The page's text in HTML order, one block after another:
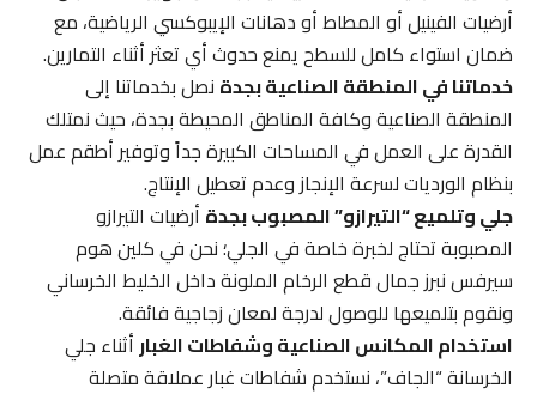
أرضيات الفينيل أو المطاط أو دهانات الإيبوكسي الرياضية، مع
ضمان استواء كامل للسطح يمنع حدوث أي تعثر أثناء التمارين.
خدماتنا في المنطقة الصناعية بجدةنصل بخدماتنا إلى
المنطقة الصناعية وكافة المناطق المحيطة بجدة، حيث نمتلك
القدرة على العمل في المساحات الكبيرة جداً وتوفير أطقم عمل
بنظام الورديات لسرعة الإنجاز وعدم تعطيل الإنتاج.
جلي وتلميع “التيرازو” المصبوب بجدةأرضيات التيرازو
المصبوبة تحتاج لخبرة خاصة في الجلي؛ نحن في كلين هوم
سيرفس نبرز جمال قطع الرخام الملونة داخل الخليط الخرساني
ونقوم بتلميعها للوصول لدرجة لمعان زجاجية فائقة.
استخدام المكانس الصناعية وشفاطات الغبارأثناء جلي
الخرسانة “الجاف”، نستخدم شفاطات غبار عملاقة متصلة